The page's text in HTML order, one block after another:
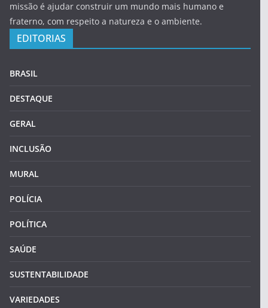
missão é ajudar construir um mundo mais humano e
fraterno, com respeito a natureza e o ambiente.
EDITORIAS
BRASIL
DESTAQUE
GERAL
INCLUSÃO
MURAL
POLÍCIA
POLÍTICA
SAÚDE
SUSTENTABILIDADE
VARIEDADES